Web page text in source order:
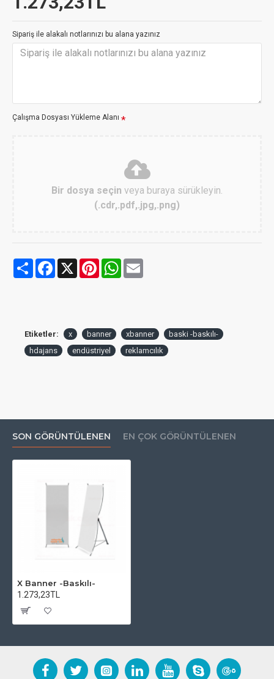
Sipariş ile alakalı notlarınızı bu alana yazınız
Çalışma Dosyası Yükleme Alanı
Bir dosya seçin veya buraya sürükleyin.
(.cdr,.pdf,.jpg,.png)
Share Facebook
X PinterestWhatsApp
Etiketler: x banner xbanner
baski -baskılı-
hdajans
endüstriyel reklamcılık
SON GÖRÜNTÜLENEN EN ÇOK GÖRÜNTÜLENEN
X Banner -Baskılı-
1.273,23TL